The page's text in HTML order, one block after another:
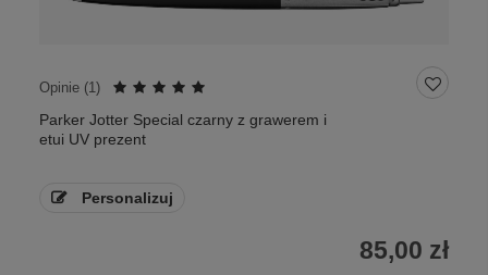
Opinie (1)
Parker Jotter Special czarny z grawerem i
etui UV prezent
Personalizuj
85,00 zł